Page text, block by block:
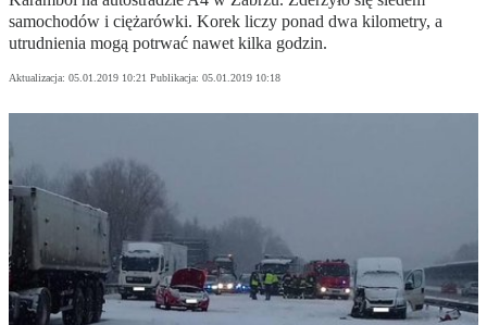
samochodów i ciężarówki. Korek liczy ponad dwa kilometry, a
utrudnienia mogą potrwać nawet kilka godzin.
Aktualizacja: 05.01.2019 10:21 Publikacja: 05.01.2019 10:18